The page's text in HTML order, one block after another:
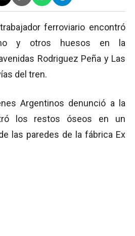
ferroviario encontró
y otros huesos en la
Rodriguez Peña y Las
del tren.
Argentinos denunció a la
los restos óseos en un
las paredes de la fábrica Ex